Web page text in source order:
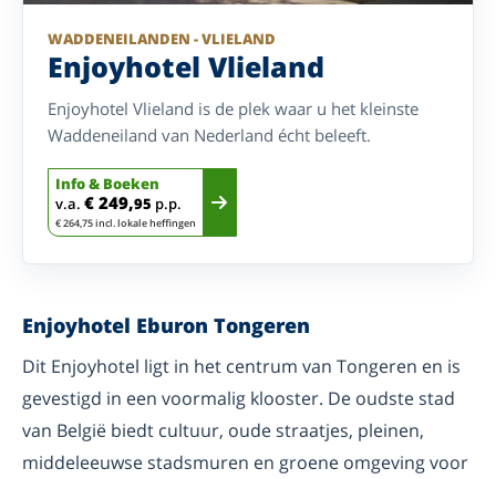
WADDENEILANDEN - VLIELAND
Enjoyhotel Vlieland
Enjoyhotel Vlieland is de plek waar u het kleinste
Waddeneiland van Nederland écht beleeft.
Info & Boeken
v.a. € 249,95 p.p.
€ 264,75 incl. lokale heffingen
Enjoyhotel Eburon Tongeren
Dit Enjoyhotel ligt in het centrum van Tongeren en is
gevestigd in een voormalig klooster. De oudste stad
van België biedt cultuur, oude straatjes, pleinen,
middeleeuwse stadsmuren en groene omgeving voor